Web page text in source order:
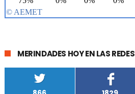
MERINDADES HOY EN LAS REDES